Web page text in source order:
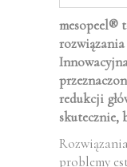
mesopeel®
redukcji
skutecznie,
problemy